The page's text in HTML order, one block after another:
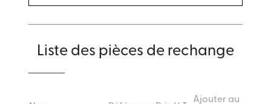
Liste des pièces de rechange
Ajouter au